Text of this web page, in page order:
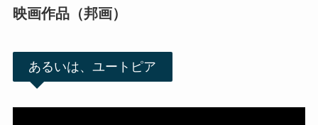
映画作品（邦画）
あるいは、ユートピア